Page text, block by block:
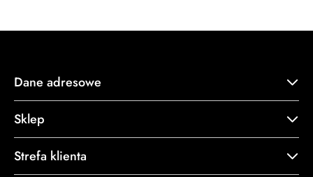
Dane adresowe
Sklep
Strefa klienta